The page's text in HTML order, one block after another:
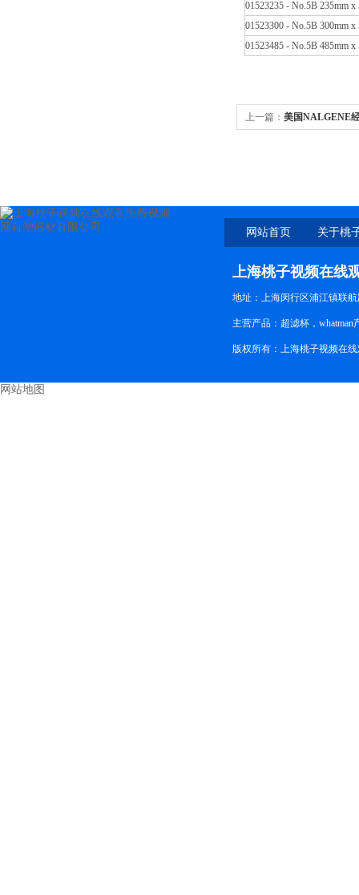
01523235 - No.5B 235mm
01523300 - No.5B 300mm
01523485 - No.5B 485mm
上一篇： 美国NALGENE
网站首页 关于桃
线观看
上海桃子视频在线
地址：上海闵行区浦江镇联
主营产品：超滤杯，whatman
版权所有：上海桃子视频在线
网站地图